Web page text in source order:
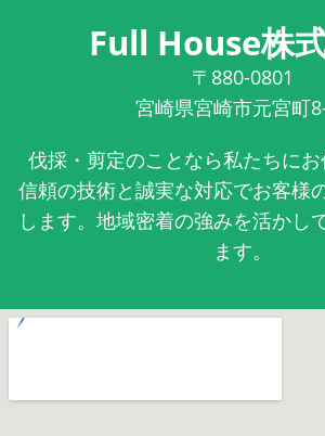
Full House株
〒880-0801
宮崎県宮崎市元宮町
伐採・剪定のことなら私たちにお
信頼の技術と誠実な対応でお客様
します。地域密着の強みを活かし
ます。